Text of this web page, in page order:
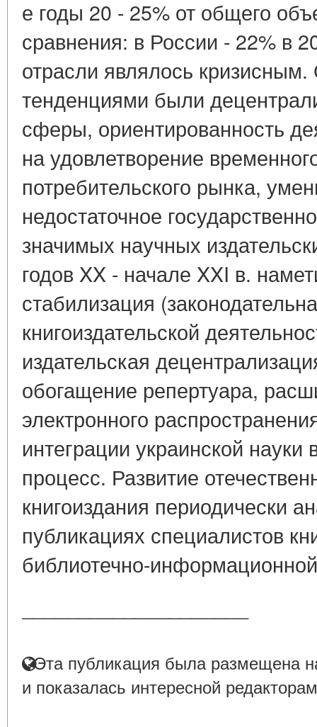
е годы 20 - 25% от общего
сравнения: в России - 22% в
отрасли являлось
тенденциями были
сферы, ориентированность
на удовлетворение
потребительского рынка,
недостаточное
значимых научных
годов XX - начале XXI в.
стабилизация
книгоиздательской
издательская
обогащение репертуара,
электронного
интеграции украинской
процесс. Развитие
книгоиздания периодически
публикациях специалистов
библиотечно-
Эта публикация была размещена
и показалась интересной